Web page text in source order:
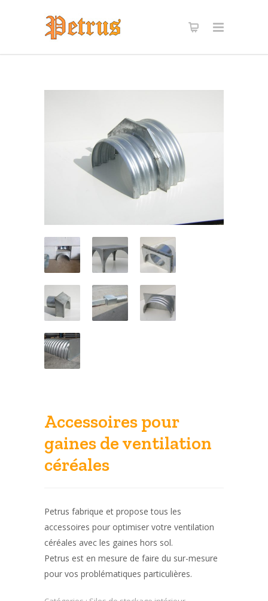
Accessoires pour
gaines de ventilation
céréales
Petrus fabrique et propose tous les
accessoires pour optimiser votre ventilation
céréales avec les gaines hors sol.
Petrus est en mesure de faire du sur-mesure
pour vos problématiques particulières.